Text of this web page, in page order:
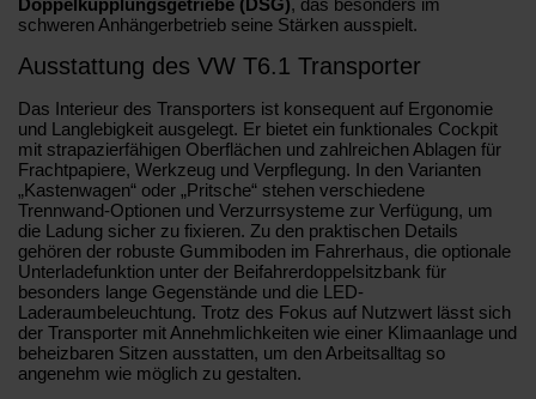
schweren Anhängerbetrieb seine Stärken ausspielt.
Ausstattung des VW T6.1 Transporter
Das Interieur des Transporters ist konsequent auf Ergonomie
und Langlebigkeit ausgelegt. Er bietet ein funktionales Cockpit
mit strapazierfähigen Oberflächen und zahlreichen Ablagen für
Frachtpapiere, Werkzeug und Verpflegung. In den Varianten
„Kastenwagen“ oder „Pritsche“ stehen verschiedene
Trennwand-Optionen und Verzurrsysteme zur Verfügung, um
die Ladung sicher zu fixieren. Zu den praktischen Details
gehören der robuste Gummiboden im Fahrerhaus, die optionale
Unterladefunktion unter der Beifahrerdoppelsitzbank für
besonders lange Gegenstände und die LED-
Laderaumbeleuchtung. Trotz des Fokus auf Nutzwert lässt sich
der Transporter mit Annehmlichkeiten wie einer Klimaanlage und
beheizbaren Sitzen ausstatten, um den Arbeitsalltag so
angenehm wie möglich zu gestalten.